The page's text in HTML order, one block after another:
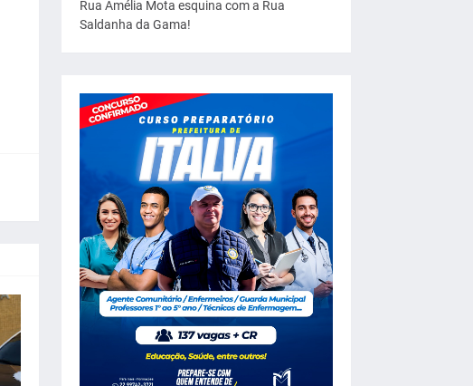
Rua Amélia Mota esquina com a Rua
Saldanha da Gama!